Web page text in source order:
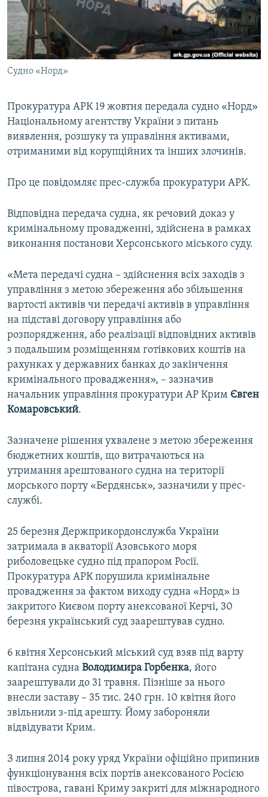
ВІДЕОУРОКИ «ELIFBE»
СВІДЧЕННЯ ОКУПАЦІЇ
УКРАЇНСЬКА ПРОБЛЕМА КРИМУ
ІНФОГРАФІКА
Русский
Qırımtatar
ДОЛУЧАЙСЯ!
Усі сайти RFE/RL
Судно «Норд»
Прокуратура АРК 19 жовтня передала судно «Норд»
Національному агентству України з питань
виявлення, розшуку та управління активами,
отриманими від корупційних та інших злочинів.
Про це повідомляє прес-служба прокуратури АРК.
Відповідна передача судна, як речовий доказ у
кримінальному провадженні, здійснена в рамках
виконання постанови Херсонського міського суду.
«Мета передачі судна – здійснення всіх заходів з
управління з метою збереження або збільшення
вартості активів чи передачі активів в управління
на підставі договору управління або
розпорядження, або реалізації відповідних активів
з подальшим розміщенням готівкових коштів на
рахунках у державних банках до закінчення
кримінального провадження», – зазначив
начальник управління прокуратури АР Крим Євген
Комаровський.
Зазначене рішення ухвалене з метою збереження
бюджетних коштів, що витрачаються на
утримання арештованого судна на території
морського порту «Бердянськ», зазначили у прес-
службі.
25 березня Держприкордонслужба України
затримала в акваторії Азовського моря
риболовецьке судно під прапором Росії.
Прокуратура АРК порушила кримінальне
провадження за фактом виходу судна «Норд» із
закритого Києвом порту анексованої Керчі, 30
березня український суд заарештував судно.
6 квітня Херсонський міський суд взяв під варту
капітана судна Володимира Горбенка, його
заарештували до 31 травня. Пізніше за нього
внесли заставу – 35 тис. 240 грн. 10 квітня його
звільнили з-під арешту. Йому забороняли
відвідувати Крим.
З липня 2014 року уряд України офіційно припинив
функціонування всіх портів анексованого Росією
півострова, гавані Криму закриті для міжнародного